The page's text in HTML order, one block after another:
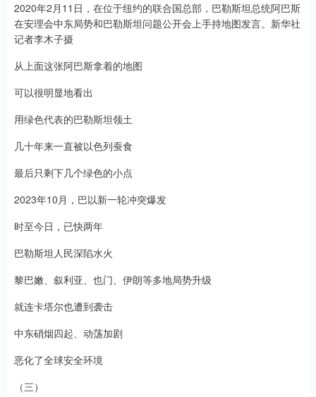
2020年2月11日，在位于纽约的联合国总部，巴勒斯坦总统阿巴斯
在安理会中东局势和巴勒斯坦问题公开会上手持地图发言。新华社
记者李木子摄
从上面这张阿巴斯拿着的地图
可以很明显地看出
用绿色代表的巴勒斯坦领土
几十年来一直被以色列蚕食
最后只剩下几个绿色的小点
2023年10月，巴以新一轮冲突爆发
时至今日，已快两年
巴勒斯坦人民深陷水火
黎巴嫩、叙利亚、也门、伊朗等多地局势升级
就连卡塔尔也遭到袭击
中东硝烟四起、动荡加剧
恶化了全球安全环境
（三）